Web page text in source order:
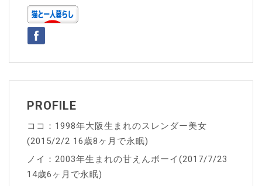
ー
シ
ョ
ン
PROFILE
ココ：1998年大阪生まれのスレンダー美女
(2015/2/2 16歳8ヶ月で永眠)
ノイ：2003年生まれの甘えんボーイ(2017/7/23
14歳6ヶ月で永眠)